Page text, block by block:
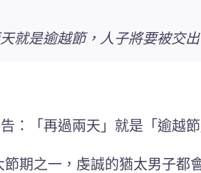
是逾越節，人子將要被交出
「再過兩天」就是「逾越
期之一，虔誠的猶太男子